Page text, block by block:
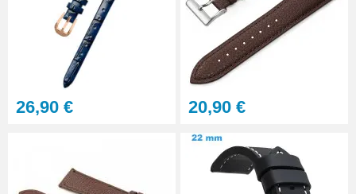
Outil pointeau de pose suisse
professionnel BERGEON
Pointeau de Pose Tête
Interchangeable
Kit Réparation Montre
Multifonction
26,90 € 20,90 €